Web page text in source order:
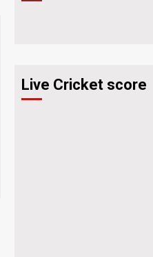
Live Cricket score